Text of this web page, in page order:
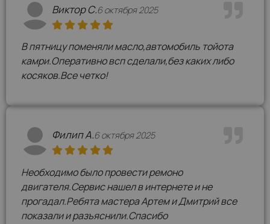
Виктор С.6 октября 2025
В пятницу поменяли масло,автомобиль тойота
камри.Оперативно всп сделали,без каких либо
косяков.Все четко!
Филип А.6 октября 2025
Необходимо было провести ремоно
двигателя.Сервис нашел в интернете и не
прогадал.Ребята мастера Артем и Дмитрий все
показали и разъяснили.Спасибо